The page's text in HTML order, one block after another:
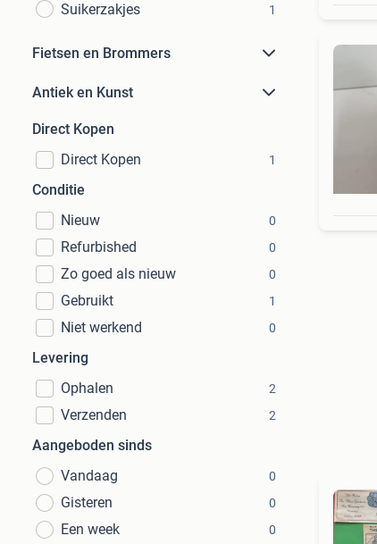
Suikerzakjes
1
Fietsen en Brommers
Antiek en Kunst
Direct Kopen
Direct Kopen
1
Conditie
Nieuw
0
Refurbished 0
Zo goed als nieuw 0
Gebruikt 1
Niet werkend 0
Levering
Ophalen
2
Verzenden 2
Aangeboden sinds
Vandaag
0
Gisteren 0
Een week 0